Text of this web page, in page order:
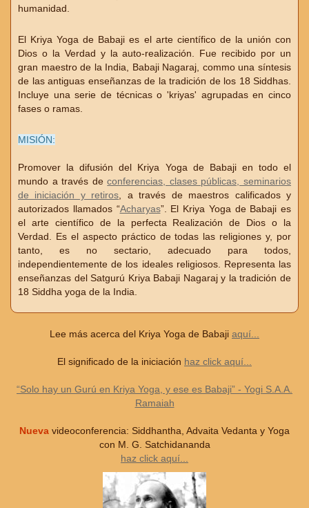
humanidad.
El Kriya Yoga de Babaji es el arte científico de la unión con
Dios o la Verdad y la auto-realización. Fue recibido por un
gran maestro de la India, Babaji Nagaraj, commo una síntesis
de las antiguas enseñanzas de la tradición de los 18 Siddhas.
Incluye una serie de técnicas o 'kriyas' agrupadas en cinco
fases o ramas.
MISIÓN:
Promover la difusión del Kriya Yoga de Babaji en todo el
mundo a través deconferencias, clases públicas, seminarios
de iniciación y retiros, a través de maestros calificados y
autorizados llamados “Acharyas”. El Kriya Yoga de Babaji es
el arte científico de la perfecta Realización de Dios o la
Verdad. Es el aspecto práctico de todas las religiones y, por
tanto, es no sectario, adecuado para todos,
independientemente de los ideales religiosos. Representa las
enseñanzas del Satgurú Kriya Babaji Nagaraj y la tradición de
18 Siddha yoga de la India.
Lee más acerca del Kriya Yoga de Babaji aquí...
El significado de la iniciación haz click aquí...
“Solo hay un Gurú en Kriya Yoga, y ese es Babaji” - Yogi S.A.A.
Ramaiah
Nueva videoconferencia: Siddhantha, Advaita Vedanta y Yoga
con M. G. Satchidananda
haz click aquí...